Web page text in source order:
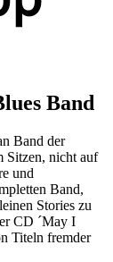
Band
Band der
Sitzen, nicht auf
und
Band,
Stories zu
CD ´May I
Titeln fremder